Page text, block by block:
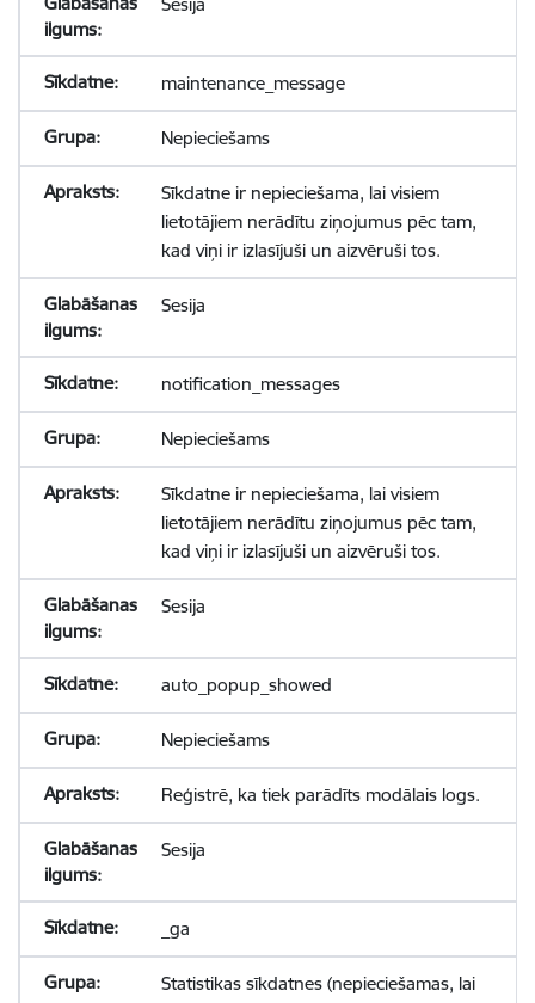
maintenance_message
Nepieciešams
Sīkdatne ir nepieciešama, lai visiem
lietotājiem nerādītu ziņojumus pēc tam,
kad viņi ir izlasījuši un aizvēruši tos.
Sesija
notification_messages
Nepieciešams
Sīkdatne ir nepieciešama, lai visiem
lietotājiem nerādītu ziņojumus pēc tam,
kad viņi ir izlasījuši un aizvēruši tos.
Sesija
auto_popup_showed
Nepieciešams
Reģistrē, ka tiek parādīts modālais logs.
Sesija
_ga
Statistikas sīkdatnes (nepieciešamas, lai